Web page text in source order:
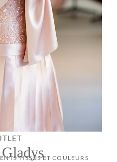
TISSUS ET COULEURS